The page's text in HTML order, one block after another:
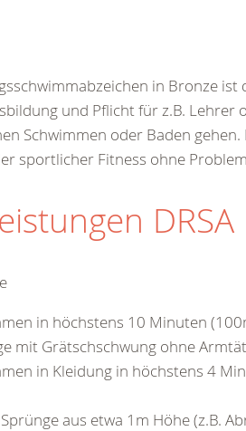
in Bronze ist
und Pflicht für z.B. Lehrer
Schwimmen oder Baden
sportlicher Fitness ohne
in höchstens 10 Minuten
mit Grätschschwung ohne
in Kleidung in höchstens 4
aus etwa 1m Höhe (z.B.